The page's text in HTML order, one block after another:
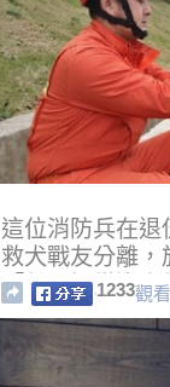
這位消防兵在退
救犬戰友分離
「部門裡從沒人
1233觀